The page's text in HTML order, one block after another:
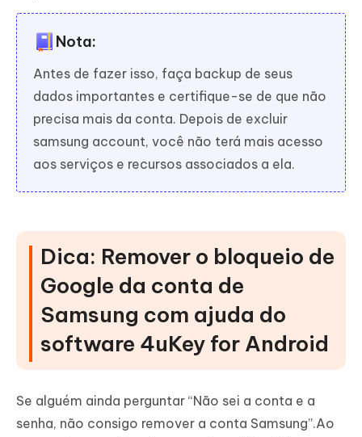
Nota:
Antes de fazer isso, faça backup de seus
dados importantes e certifique-se de que não
precisa mais da conta. Depois de excluir
samsung account, você não terá mais acesso
aos serviços e recursos associados a ela.
Dica: Remover o bloqueio de
Google da conta de
Samsung com ajuda do
software 4uKey for Android
Se alguém ainda perguntar “Não sei a conta e a
senha, não consigo remover a conta Samsung”.Ao